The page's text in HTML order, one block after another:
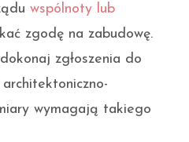
wspólnoty lub
zgodę na zabudowę.
zgłoszenia do
wymagają takiego